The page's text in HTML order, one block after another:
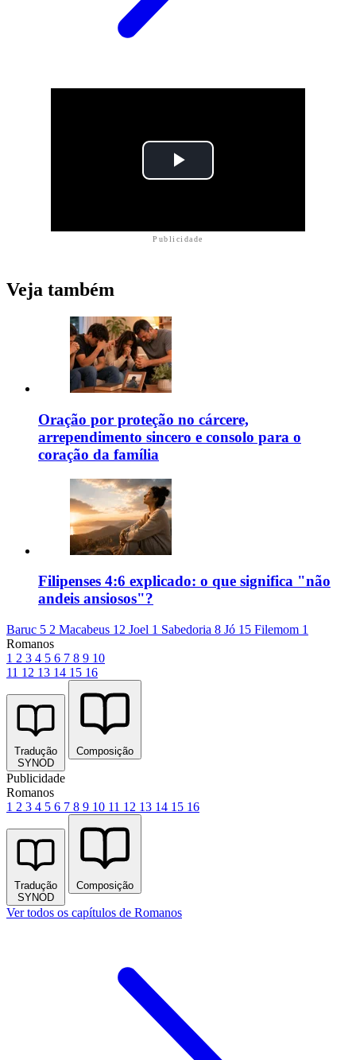
Publicidade
Veja também
Oração por proteção no cárcere,
arrependimento sincero e consolo para o
coração da família
Filipenses 4:6 explicado: o que significa "não
andeis ansiosos"?
Baruc 5 2 Macabeus 12 Joel 1 Sabedoria 8 Jó 15 Filemom 1
Romanos
1 2 3 4 5 6 7 8 9 10
11 12 13 14 15 16
Tradução
SYNOD
Composição
Publicidade
Romanos
1 2 3 4 5 6 7 8 9 10 11 12 13 14 15 16
Tradução
SYNOD
Composição
Ver todos os capítulos de Romanos